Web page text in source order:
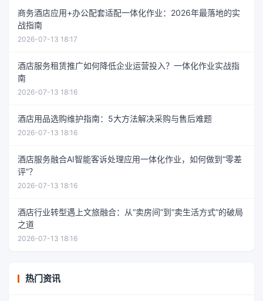
商务酒店应用+办公配套适配一体化作业：2026年最落地的实
战指南
2026-07-13 18:17
酒店服务租赁推广如何降低企业运营投入？一体化作业实战指
南
2026-07-13 18:16
酒店用品选购维护指南：5大方法解决采购与售后难题
2026-07-13 18:16
酒店服务融合AI智能客诉处理应用一体化作业，如何做到“零差
评”？
2026-07-13 18:16
酒店行业转型遇上文旅融合：从“卖房间”到“卖生活方式”的破局
之道
2026-07-13 18:16
热门资讯